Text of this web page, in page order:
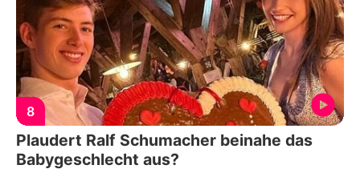
8
Plaudert Ralf Schumacher beinahe das
Babygeschlecht aus?